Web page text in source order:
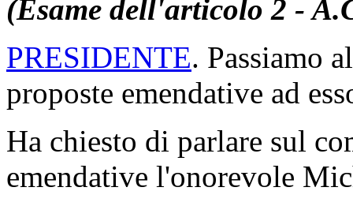
(Esame dell'articolo 2 -
PRESIDENTE. Passiamo
proposte emendative ad
Ha chiesto di parlare sul
emendative l'onorevole